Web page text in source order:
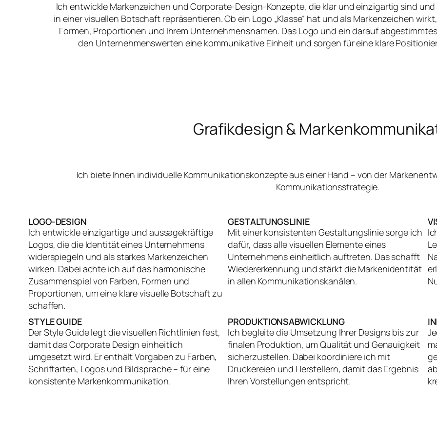
Ich entwickle Markenzeichen und Corporate-Design-Konzepte, die klar und einzigartig sind
in einer visuellen Botschaft repräsentieren. Ob ein Logo „Klasse“ hat und als Markenzeichen
Formen, Proportionen und Ihrem Unternehmensnamen. Das Logo und ein darauf
den Unternehmenswerten eine kommunikative Einheit und sorgen für eine klare
Grafikdesign &
Ich biete Ihnen individuelle Kommunikationskonzepte aus einer Hand – von der
Kommunikationsstrategie.
LOGO-DESIGN
Ich entwickle einzigartige und aussagekräftige
Logos, die die Identität eines Unternehmens
widerspiegeln und als starkes Markenzeichen
wirken. Dabei achte ich auf das harmonische
Zusammenspiel von Farben, Formen und
Proportionen, um eine klare visuelle Botschaft zu
schaffen.
GESTALTUNGSLINIE
Mit einer konsistenten Gestaltungslinie sorge ich
dafür, dass alle visuellen Elemente eines
Unternehmens einheitlich auftreten. Das schafft
Wiedererkennung und stärkt die Markenidentität
in allen Kommunikationskanälen.
STYLE GUIDE
Der Style Guide legt die visuellen Richtlinien fest,
damit das Corporate Design einheitlich
umgesetzt wird. Er enthält Vorgaben zu Farben,
Schriftarten, Logos und Bildsprache – für eine
konsistente Markenkommunikation.
PRODUKTIONSABWICKLUNG
Ich begleite die Umsetzung Ihrer Designs bis zur
finalen Produktion, um Qualität und Genauigkeit
sicherzustellen. Dabei koordiniere ich mit
Druckereien und Herstellern, damit das Ergebnis
Ihren Vorstellungen entspricht.